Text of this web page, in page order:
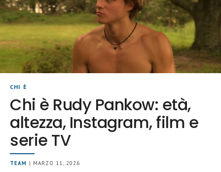
CHI È
Chi è Rudy Pankow: età,
altezza, Instagram, film e
serie TV
TEAM | MARZO 11, 2026